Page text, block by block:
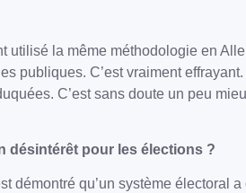
utilisé la même méthodologie en
publiques. C’est vraiment
C’est sans doute un peu
désintérêt pour les élections ?
démontré qu’un système électoral